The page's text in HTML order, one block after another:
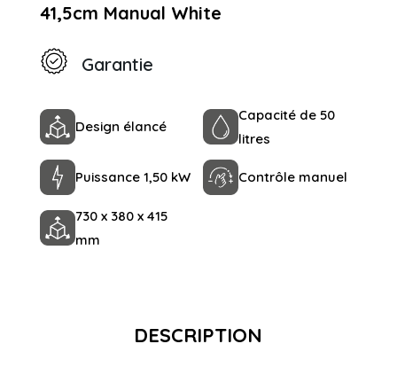
41,5cm Manual White
Garantie
Design élancé
Capacité de 50
litres
Puissance 1,50 kW Contrôle manuel
730 x 380 x 415
mm
DESCRIPTION